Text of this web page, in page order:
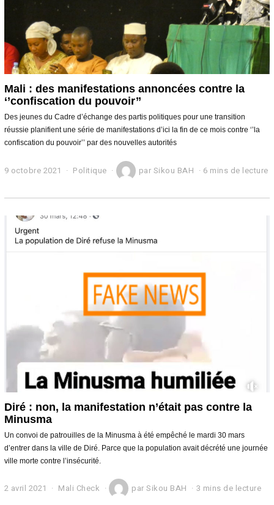
Mali : des manifestations annoncées contre la
‘’confiscation du pouvoir’’
Des jeunes du Cadre d’échange des partis politiques pour une transition
réussie planifient une série de manifestations d’ici la fin de ce mois contre ‘’la
confiscation du pouvoir’’ par des nouvelles autorités
9 octobre 2021
t
b
r
Politique par Sikou BAH 6 mins de lecture
Diré : non, la manifestation n’était pas contre la
Minusma
Un convoi de patrouilles de la Minusma à été empêché le mardi 30 mars
d’entrer dans la ville de Diré. Parce que la population avait décrété une journée
ville morte contre l’insécurité.
2 avril 2021 Mali Check parSikou BAH 3 mins de lecture